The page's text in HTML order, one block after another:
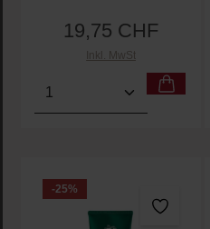
Regulärer Preis:
19,75 CHF
Inkl. MwSt
Produkt Anzahl: Gib
-25%